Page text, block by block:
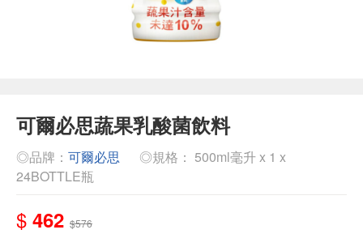
可爾必思蔬果乳酸菌飲料
◎品牌： 可爾必思
◎規格： 500ml毫升 x 1 x
24BOTTLE瓶
$ 462 $576